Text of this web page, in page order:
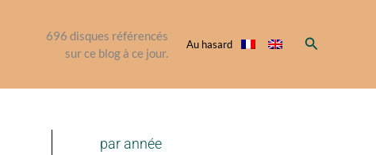
696 disques référencés
sur ce blog à ce jour.
Au hasard Rechercher
par année